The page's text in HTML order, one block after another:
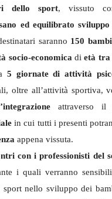
dello sport, vissuto
ed equilibrato sviluppo
saranno 150
socio-economica dietà tra
5 giornate di attività
oltre all’attività sportiva,
attraverso
in cui tutti i presenti
appena vissuta.
con i professionisti del
i quali verranno
sport nello sviluppo dei